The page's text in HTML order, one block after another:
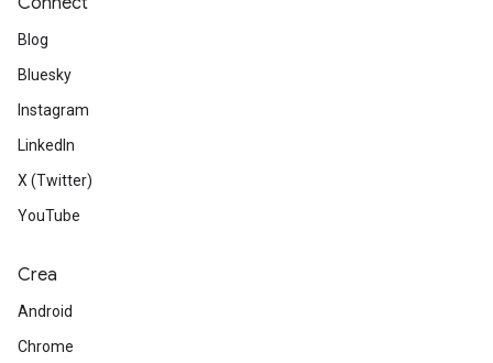
Blog
Bluesky
Instagram
LinkedIn
X (Twitter)
YouTube
Crea
Android
Chrome